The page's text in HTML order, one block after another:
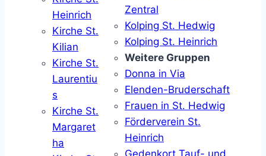
Heinrich
Kirche St.
Kilian
Kirche St.
Laurentiu
s
Kirche St.
Margaret
ha
Zentral
Kolping St. Hedwig
Kolping St. Heinrich
Weitere Gruppen
Donna in Via
Elenden-Bruderschaft
Frauen in St. Hedwig
Förderverein St.
Heinrich
Gedenkort Tauf- und